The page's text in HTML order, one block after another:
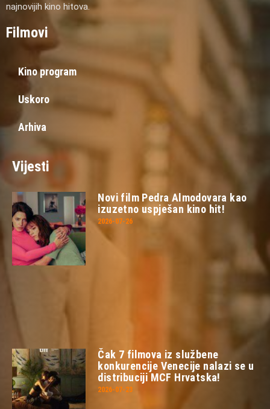
najnovijih kino hitova.
Filmovi
Kino program
Uskoro
Arhiva
Vijesti
Novi film Pedra Almodovara kao
izuzetno uspješan kino hit!
2026-07-26
Čak 7 filmova iz službene
konkurencije Venecije nalazi se u
distribuciji MCF Hrvatska!
2026-07-23